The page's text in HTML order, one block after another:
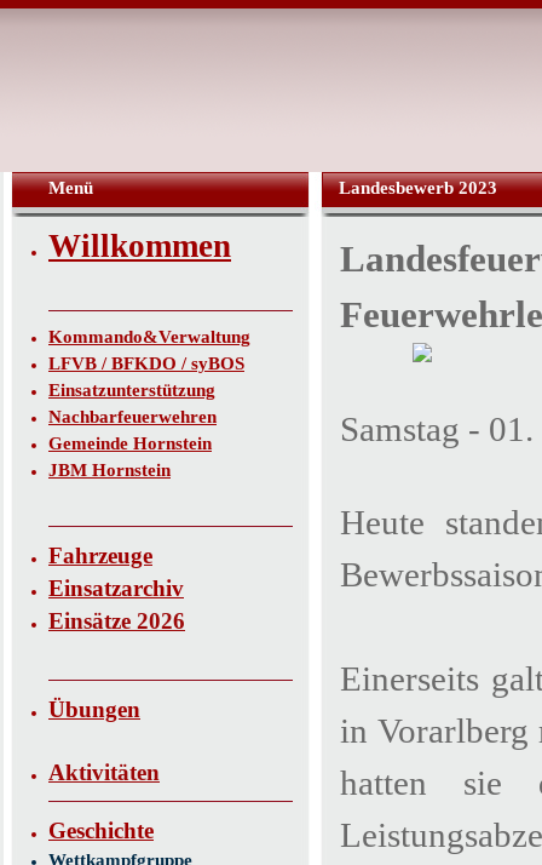
Menü
Willkommen
Kommando&Verwaltung
LFVB / BFKDO / syBOS
Einsatzunterstützung
Nachbarfeuerwehren
Gemeinde Hornstein
JBM Hornstein
Fahrzeuge
Einsatzarchiv
Einsätze 2026
Übungen
Aktivitäten
Geschichte
Wettkampfgruppe
Landesbewerb 2023
Samstag -
Heute
Einerseits
in Vorarlberg
hatten sie